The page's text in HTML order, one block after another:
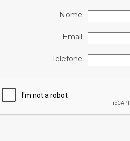
Nome:
Email:
Telefone: